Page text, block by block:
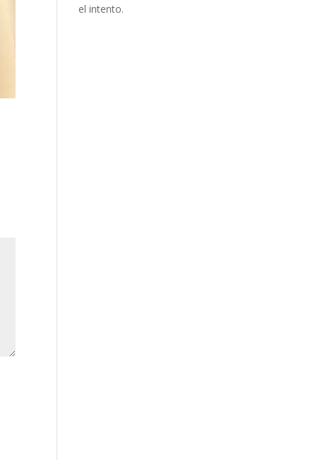
el intento.